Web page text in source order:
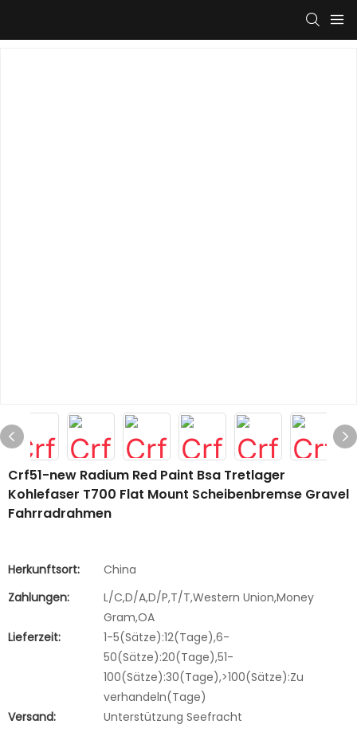
Crf51-new Radium Red Paint Bsa Tretlager
Kohlefaser T700 Flat Mount Scheibenbremse Gravel
Fahrradrahmen
Herkunftsort:
China
Zahlungen:
L/C,D/A,D/P,T/T,Western Union,Money
Gram,OA
Lieferzeit:
1-5(Sätze):12(Tage),6-
50(Sätze):20(Tage),51-
100(Sätze):30(Tage),>100(Sätze):Zu
verhandeln(Tage)
Versand:
Unterstützung Seefracht